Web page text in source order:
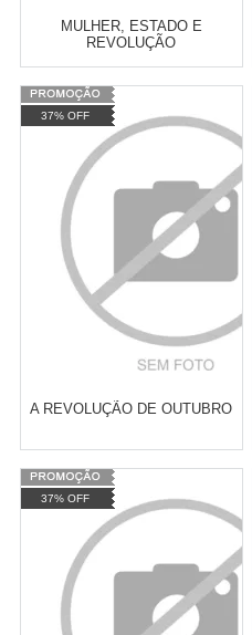
MULHER, ESTADO E
REVOLUÇÃO
Varejo:
Atacado: R$ 2.550,90 (Apenas
Revendedor)
10 x
ECONOMIA MARXISTA
COMPRAR
37% OFF
A REVOLUÇÃO DE OUTUBRO
Varejo:
Atacado: R$ 2.550,90 (Apenas
Revendedor)
10 x
Cat:CIÊNCIA POLÍTICA
COMPRAR
37% OFF